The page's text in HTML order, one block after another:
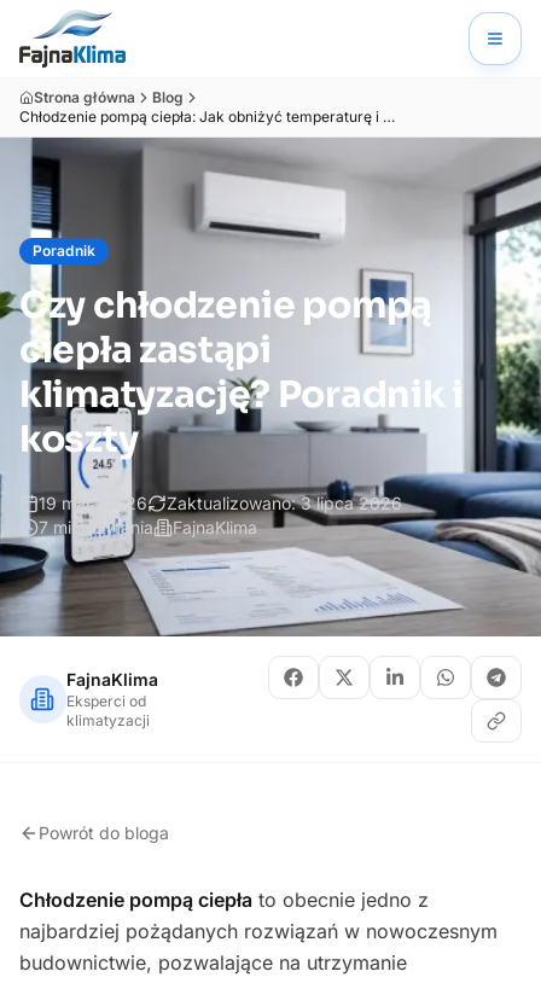
Strona główna
Blog
Chłodzenie pompą ciepła: Jak obniżyć temperaturę i koszty?
Poradnik
Czy chłodzenie pompą
ciepła zastąpi
klimatyzację? Poradnik i
koszty
19 maja 2026 Zaktualizowano: 3 lipca 2026
7min czytania FajnaKlima
FajnaKlima
Eksperci od
klimatyzacji
Powrót do bloga
Chłodzenie pompą ciepła to obecnie jedno z
najbardziej pożądanych rozwiązań w nowoczesnym
budownictwie, pozwalające na utrzymanie